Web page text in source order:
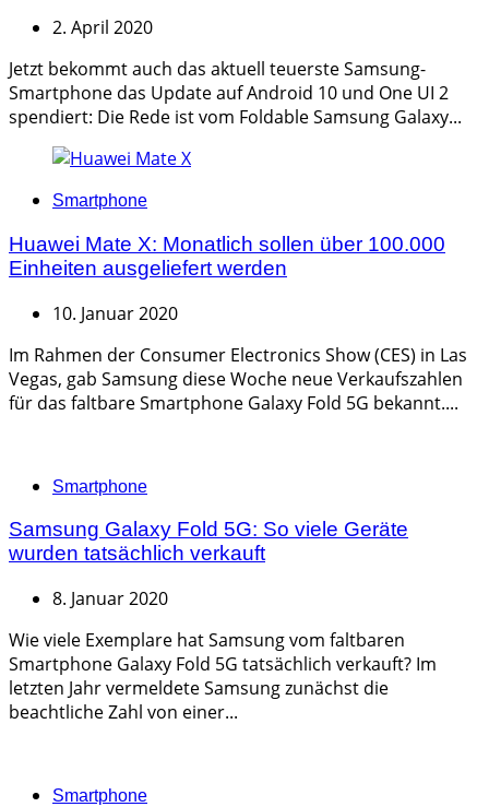
2. April 2020
Jetzt bekommt auch das aktuell teuerste Samsung-
Smartphone das Update auf Android 10 und One UI 2
spendiert: Die Rede ist vom Foldable Samsung Galaxy...
Categories
Smartphone
Huawei Mate X: Monatlich sollen über 100.000
Einheiten ausgeliefert werden
10. Januar 2020
Im Rahmen der Consumer Electronics Show (CES) in Las
Vegas, gab Samsung diese Woche neue Verkaufszahlen
für das faltbare Smartphone Galaxy Fold 5G bekannt....
Categories
Smartphone
Samsung Galaxy Fold 5G: So viele Geräte
wurden tatsächlich verkauft
8. Januar 2020
Wie viele Exemplare hat Samsung vom faltbaren
Smartphone Galaxy Fold 5G tatsächlich verkauft? Im
letzten Jahr vermeldete Samsung zunächst die
beachtliche Zahl von einer...
Categories
Smartphone